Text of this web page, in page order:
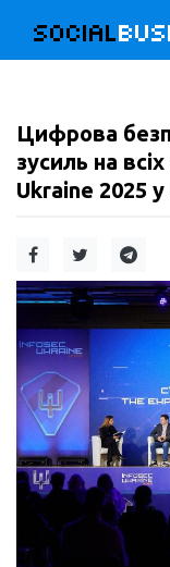
SOCIAL
Цифрова
зусиль на
Ukraine 2025 у